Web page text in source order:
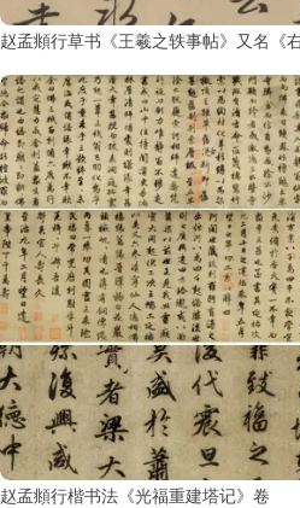
赵孟頫行草书《王羲之轶事帖》又名《
赵孟頫行楷书法《光福重建塔记》卷